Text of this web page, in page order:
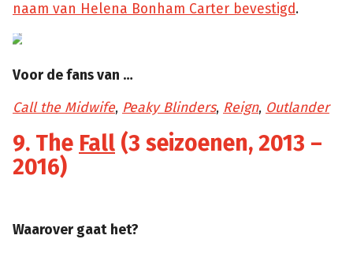
naam van Helena Bonham Carter bevestigd.
Voor de fans van …
Call the Midwife, Peaky Blinders, Reign, Outlander
9. The Fall (3 seizoenen, 2013 –
2016)
Waarover gaat het?